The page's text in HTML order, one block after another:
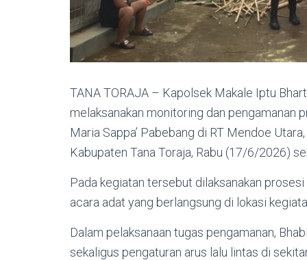
TANA TORAJA – Kapolsek Makale Iptu
melaksanakan monitoring dan pengamanan
Maria Sappa’ Pabebang di RT Mendoe
Kabupaten Tana Toraja, Rabu (17/6/2026)
Pada kegiatan tersebut dilaksanakan prosesi
acara adat yang berlangsung di lokasi
Dalam pelaksanaan tugas pengamanan,
sekaligus pengaturan arus lalu lintas di